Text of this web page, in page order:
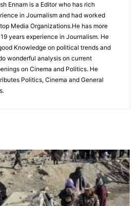
Ennam is a Editor who has rich
in Journalism and had worked
Media Organizations.He has more
years experience in Journalism. He
Knowledge on political trends and
wonderful analysis on current
on Cinema and Politics. He
Politics, Cinema and General